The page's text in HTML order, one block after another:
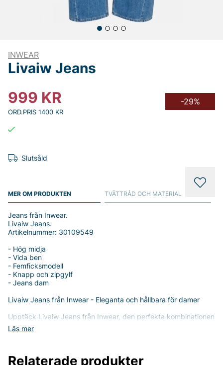
INWEAR
Livaiw Jeans
999 KR
ORD.PRIS 1400 KR
-29%
Slutsåld
MER OM PRODUKTEN
Läs mer
Jeans från Inwear.
Livaiw Jeans.
Artikelnummer: 30109549
- Hög midja
- Vida ben
- Femficksmodell
- Knapp och zipgylf
- Jeans dam
Livaiw Jeans från Inwear - Eleganta och hållbara för damer
Upptäck Livaiw Jeans från Inwear, den perfekta kombinationen
av stil och komfort för den moderna kvinnan. Med sin hög midja
och vida ben erbjuder dessa jeans en enastående passform
TVÄTTRÅD OCH MATERIAL
Relaterade produkter